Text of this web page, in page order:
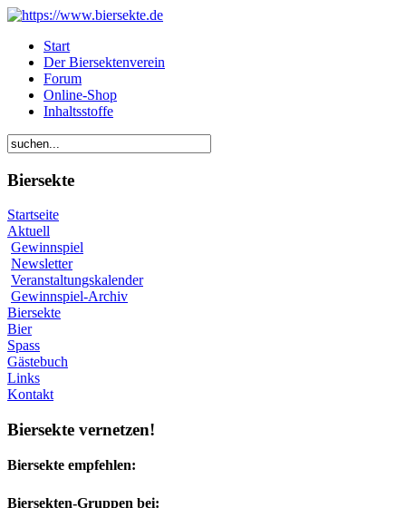
Start
Der Biersektenverein
Forum
Online-Shop
Inhaltsstoffe
Biersekte
Startseite
Aktuell
Gewinnspiel
Newsletter
Veranstaltungskalender
Gewinnspiel-Archiv
Biersekte
Bier
Spass
Gästebuch
Links
Kontakt
Biersekte vernetzen!
Biersekte empfehlen:
Biersekten-Gruppen bei: